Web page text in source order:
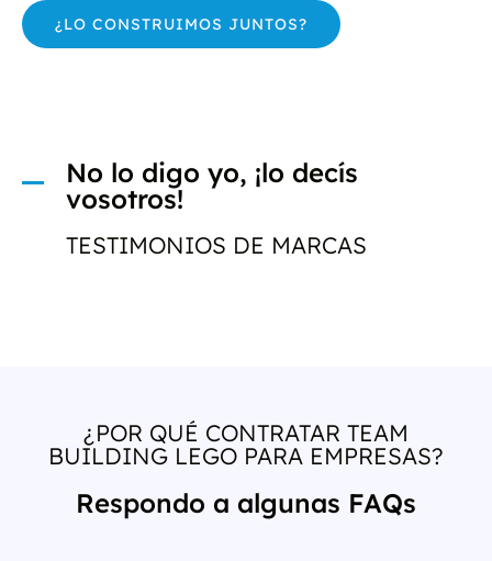
¿LO CONSTRUIMOS JUNTOS?
No lo digo yo, ¡lo decís
vosotros!
TESTIMONIOS DE MARCAS
¿POR QUÉ CONTRATAR TEAM
BUILDING LEGO PARA EMPRESAS?
Respondo a algunas FAQs